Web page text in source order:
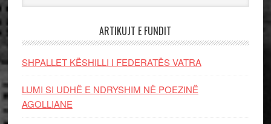
ARTIKUJT E FUNDIT
SHPALLET KËSHILLI I FEDERATËS VATRA
LUMI SI UDHË E NDRYSHIM NË POEZINË
AGOLLIANE